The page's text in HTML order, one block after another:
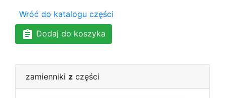
Wróć do katalogu części
Dodaj do koszyka
zamienniki z części